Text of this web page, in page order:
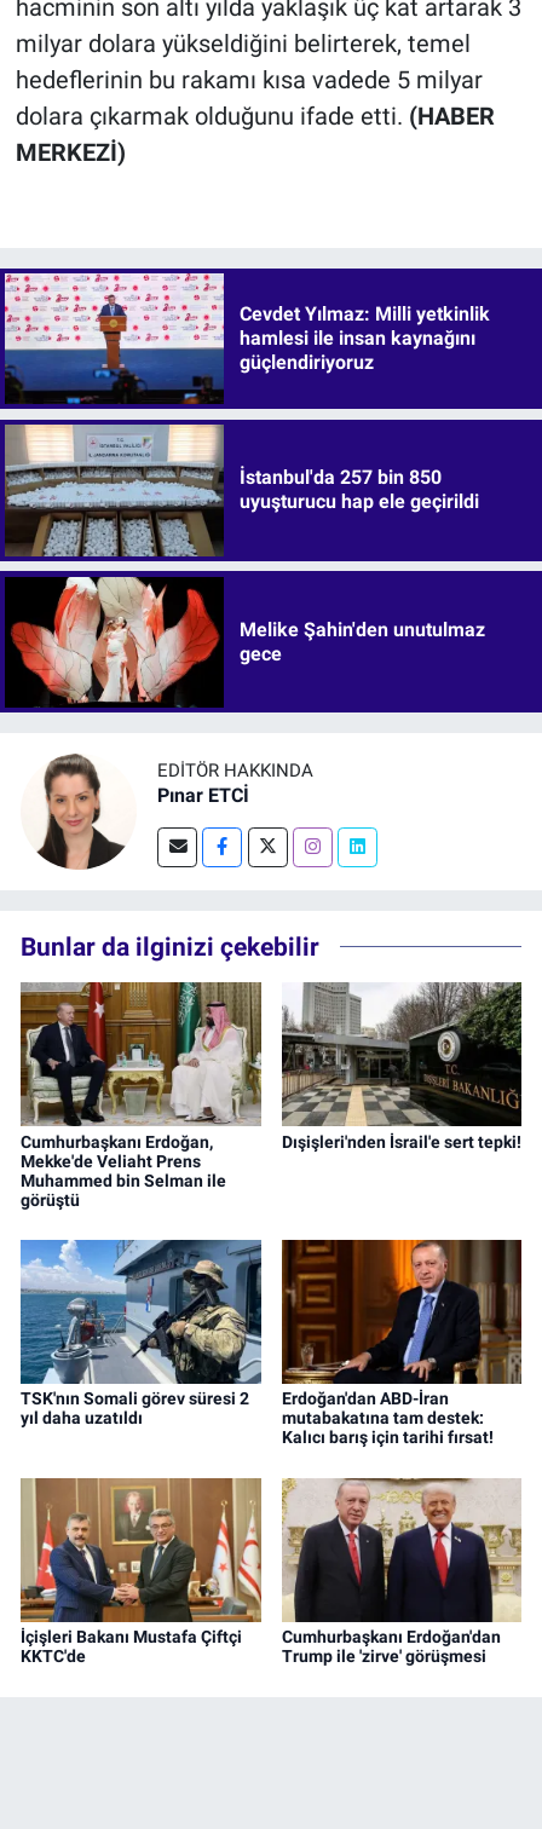
hacminin son altı yılda yaklaşık üç kat artarak 3
milyar dolara yükseldiğini belirterek, temel
hedeflerinin bu rakamı kısa vadede 5 milyar
dolara çıkarmak olduğunu ifade etti. (HABER
MERKEZİ)
Cevdet Yılmaz: Milli yetkinlik
hamlesi ile insan kaynağını
güçlendiriyoruz
İstanbul'da 257 bin 850
uyuşturucu hap ele geçirildi
Melike Şahin'den unutulmaz
gece
EDITÖR HAKKINDA
Pınar ETCİ
Bunlar da ilginizi çekebilir
Cumhurbaşkanı Erdoğan,
Mekke'de Veliaht Prens
Muhammed bin Selman ile
görüştü
Dışişleri'nden İsrail'e sert tepki!
TSK'nın Somali görev süresi 2
yıl daha uzatıldı
Erdoğan'dan ABD-İran
mutabakatına tam destek:
Kalıcı barış için tarihi fırsat!
İçişleri Bakanı Mustafa Çiftçi
KKTC'de
Cumhurbaşkanı Erdoğan'dan
Trump ile 'zirve' görüşmesi